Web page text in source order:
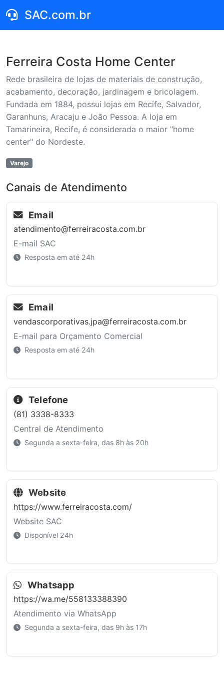
SAC.com.br
Ferreira Costa Home Center
Rede brasileira de lojas de materiais de construção,
acabamento, decoração, jardinagem e bricolagem.
Fundada em 1884, possui lojas em Recife, Salvador,
Garanhuns, Aracaju e João Pessoa. A loja em
Tamarineira, Recife, é considerada o maior "home
center" do Nordeste.
Varejo
Canais de Atendimento
Email
atendimento@ferreiracosta.com.br
E-mail SAC
Resposta em até 24h
Email
vendascorporativas.jpa@ferreiracosta.com.br
E-mail para Orçamento Comercial
Resposta em até 24h
Telefone
(81) 3338-8333
Central de Atendimento
Segunda a sexta-feira, das 8h às 20h
Website
https://www.ferreiracosta.com/
Website SAC
Disponível 24h
Whatsapp
https://wa.me/558133388390
Atendimento via WhatsApp
Segunda a sexta-feira, das 9h às 17h